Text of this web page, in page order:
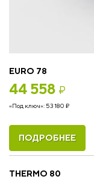
EURO 78
44 558 ₽
«Под ключ»: 53 180 ₽
ПОДРОБНЕЕ
THERMO 80